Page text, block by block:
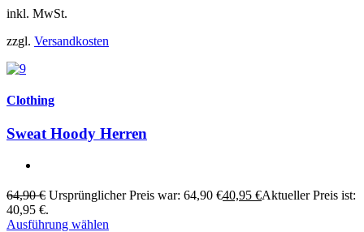
inkl. MwSt.
zzgl. Versandkosten
Clothing
Sweat Hoody Herren
64,90€ Ursprünglicher Preis war: 64,90 €40,95 €Aktueller Preis ist:
40,95 €.
Ausführung wählen